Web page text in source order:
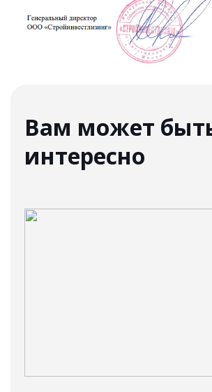
Вам может
интересно